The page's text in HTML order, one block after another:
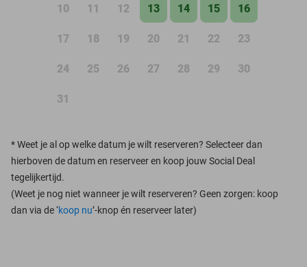
10 11 12 13 14 15 16
17 18 19 20 21 22 23
24 25 26 27 28 29 30
31
*Weet je al op welke datum je wilt reserveren? Selecteer dan
hierboven de datum en reserveer en koop jouw Social Deal
tegelijkertijd.
(Weet je nog niet wanneer je wilt reserveren? Geen zorgen: koop
dan via de ‘koop nu’-knop én reserveer later)